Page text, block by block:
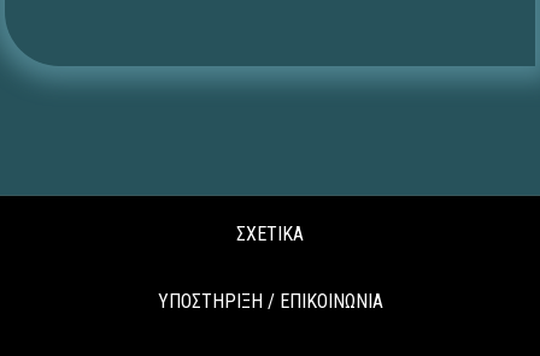
ΣΧΕΤΙΚΑ
ΥΠΟΣΤΗΡΙΞΗ / ΕΠΙΚΟΙΝΩΝΙΑ